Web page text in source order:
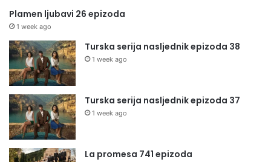
Plamen ljubavi 26 epizoda
1 week ago
Turska serija nasljednik epizoda 38
1 week ago
Turska serija nasljednik epizoda 37
1 week ago
La promesa 741 epizoda